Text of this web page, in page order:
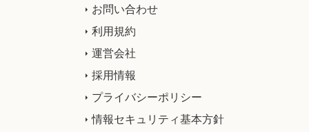
お問い合わせ
利用規約
運営会社
採用情報
プライバシーポリシー
情報セキュリティ基本方針